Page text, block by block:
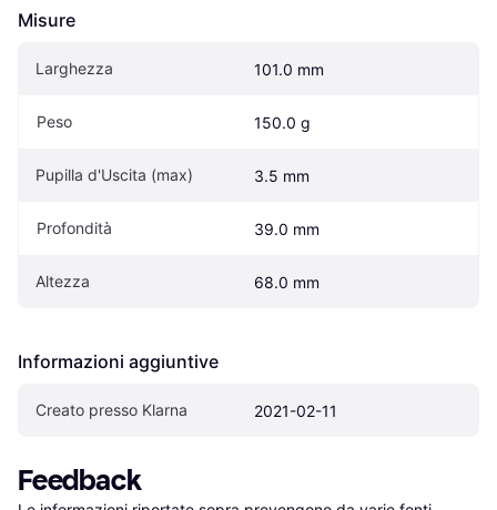
Misure
Larghezza 101.0 mm
Peso 150.0 g
Pupilla d'Uscita (max) 3.5 mm
Profondità 39.0 mm
Altezza 68.0 mm
Informazioni aggiuntive
Creato presso Klarna 2021-02-11
Feedback